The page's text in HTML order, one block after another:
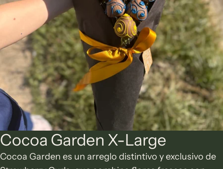
Cocoa Garden X-Large
Cocoa Garden es un arreglo distintivo y exclusivo de